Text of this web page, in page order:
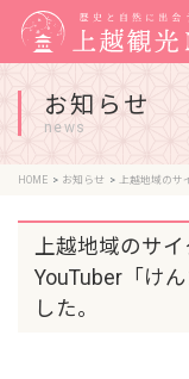
お知らせ
news
HOME お知らせ 上越地域のサ
上越地域のサ
YouTuber「け
した。